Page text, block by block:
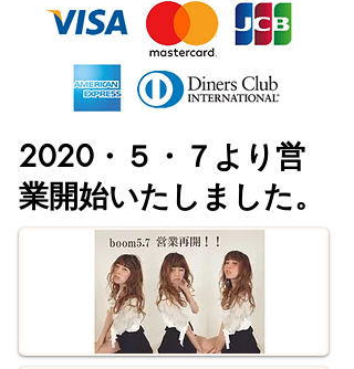
2020・５・７より営
業開始いたしました。